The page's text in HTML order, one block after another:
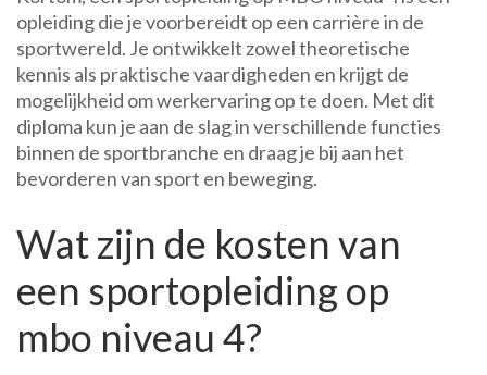
opleiding die je voorbereidt op een carrière in de
sportwereld. Je ontwikkelt zowel theoretische
kennis als praktische vaardigheden en krijgt de
mogelijkheid om werkervaring op te doen. Met dit
diploma kun je aan de slag in verschillende functies
binnen de sportbranche en draag je bij aan het
bevorderen van sport en beweging.
Wat zijn de kosten van
een sportopleiding op
mbo niveau 4?